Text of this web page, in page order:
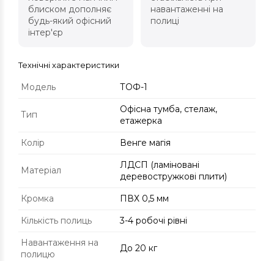
блиском дополняє
будь-який офісний
інтер'єр
навантаженні на
полиці
Технічні характеристики
Модель ТОФ-1
Тип
Офісна тумба, стелаж,
етажерка
Колір
Венге магія
Матеріал
ЛДСП (ламіновані
деревостружкові плити)
Кромка
ПВХ 0,5 мм
Кількість полиць
3-4 робочі рівні
Навантаження на
полицю
До 20 кг